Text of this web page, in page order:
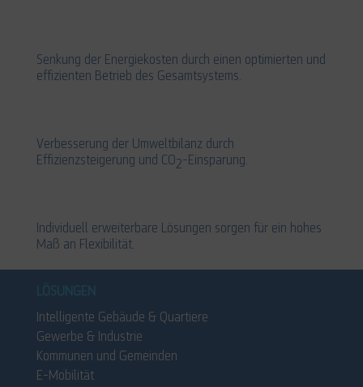
Senkung der Energiekosten durch einen optimierten und
effizienten Betrieb des Gesamtsystems.
Verbesserung der Umweltbilanz durch
Effizienzsteigerung und CO2-Einsparung.
Individuell erweiterbare Lösungen sorgen für ein hohes
Maß an Flexibilität.
Intelligente Gebäude & Quartiere
Gewerbe & Industrie
Kommunen und Gemeinden
E-Mobilität